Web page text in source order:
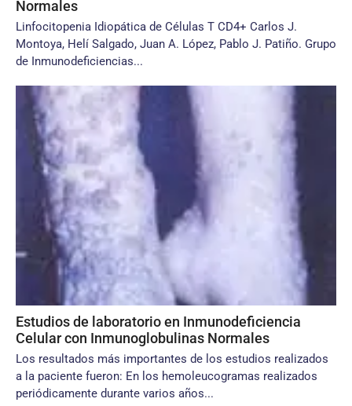
Normales
Linfocitopenia Idiopática de Células T CD4+ Carlos J.
Montoya, Helí Salgado, Juan A. López, Pablo J. Patiño. Grupo
de Inmunodeficiencias...
Estudios de laboratorio en Inmunodeficiencia
Celular con Inmunoglobulinas Normales
Los resultados más importantes de los estudios realizados
a la paciente fueron: En los hemoleucogramas realizados
periódicamente durante varios años...